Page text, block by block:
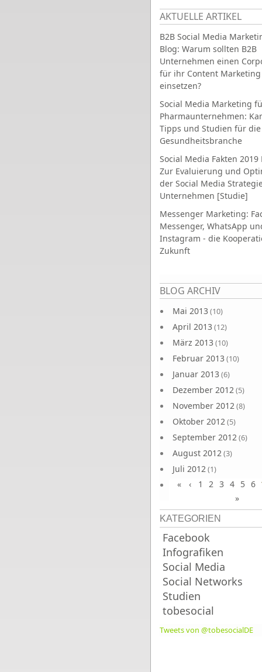
AKTUELLE ARTIKEL
B2B Social Media
Blog: Warum sollten B2B
Unternehmen einen
für ihr Content Marketing
einsetzen?
Social Media Marketing
Pharmaunternehmen:
Tipps und Studien für die
Gesundheitsbranche
Social Media Fakten 2019
Zur Evaluierung und
der Social Media
Unternehmen [Studie]
Messenger Marketing:
Messenger, WhatsApp
Instagram - die
Zukunft
BLOG ARCHIV
Mai 2013 (10)
April 2013 (12)
März 2013 (10)
Februar 2013 (10)
Januar 2013 (6)
Dezember 2012(5)
November 2012(8)
Oktober 2012(5)
September 2012(6)
August 2012(3)
Juli 2012(1)
Juni 2012(4)
Seiten
« ‹ 1 2 3 4 5 6
»
KATEGORIEN
Facebook
Infografiken
Social Media
Social Networks
Studien
tobesocial
Tweets von @tobesocialDE